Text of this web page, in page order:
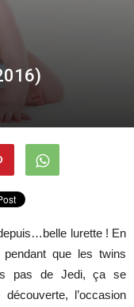
lurette ! En
que les twins
pas de Jedi, ça se
l’occasion